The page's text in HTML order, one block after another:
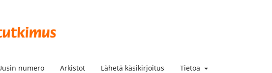
numero Arkistot Lähetä käsikirjoitus Tietoa